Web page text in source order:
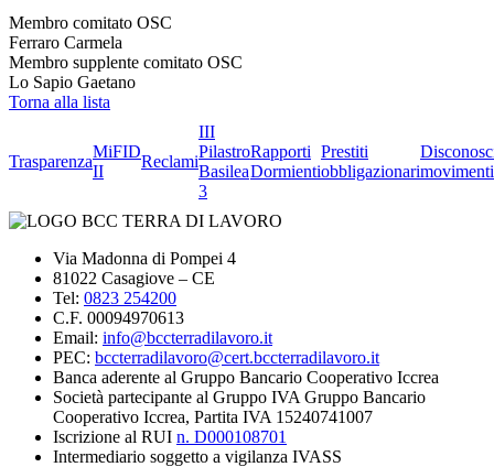
Membro comitato OSC
Ferraro Carmela
Membro supplente comitato OSC
Lo Sapio Gaetano
Torna alla lista
Trasparenza
MiFID
II
Reclami
III
Pilastro
Basilea
3
Rapporti
Dormienti
Prestiti
obbligazionarimovimenti
Via Madonna di Pompei 4
81022 Casagiove – CE
Tel: 0823 254200
C.F. 00094970613
Email: info@bccterradilavoro.it
PEC: bccterradilavoro@cert.bccterradilavoro.it
Banca aderente al Gruppo Bancario Cooperativo Iccrea
Società partecipante al Gruppo IVA Gruppo Bancario
Cooperativo Iccrea, Partita IVA 15240741007
Iscrizione al RUI n. D000108701
Intermediario soggetto a vigilanza IVASS